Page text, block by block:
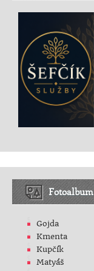
Fotoalbum
Gojda
Kmenta
Kupčík
Matyáš